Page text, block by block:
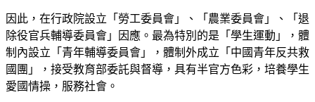
因此，在行政院設立「勞工委員會」、「農業委員會」、「退
除役官兵輔導委員會」因應。最為特別的是「學生運動」，體
制內設立「青年輔導委員會」，體制外成立「中國青年反共救
國團」，接受教育部委託與督導，具有半官方色彩，培養學生
愛國情操，服務社會。